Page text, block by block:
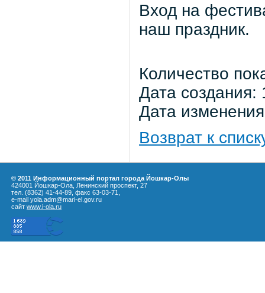
Вход на
наш праздник.
Количество
Дата
Дата
Возврат к
© 2011 Информационный портал города Йошкар-Олы
424001 Йошкар-Ола, Ленинский проспект, 27
тел. (8362) 41-44-89, факс 63-03-71,
e-mail yola.adm@mari-el.gov.ru
сайт www.i-ola.ru